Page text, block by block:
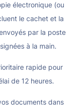
électronique (ou
le cachet et la
par la poste
à la main.
rapide pour
de 12 heures.
documents dans